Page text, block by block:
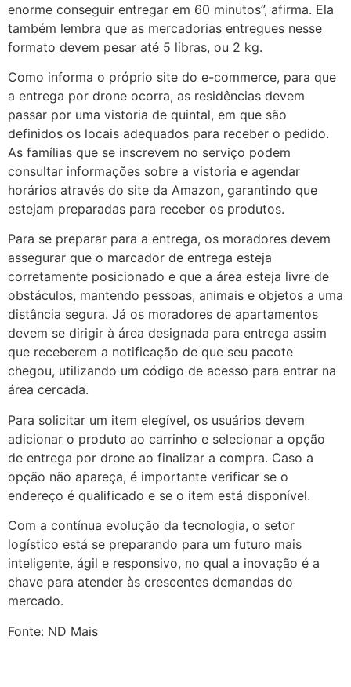
enorme conseguir entregar em 60 minutos”, afirma. Ela
também lembra que as mercadorias entregues nesse
formato devem pesar até 5 libras, ou 2 kg.
Como informa o próprio site do e-commerce, para que
a entrega por drone ocorra, as residências devem
passar por uma vistoria de quintal, em que são
definidos os locais adequados para receber o pedido.
As famílias que se inscrevem no serviço podem
consultar informações sobre a vistoria e agendar
horários através do site da Amazon, garantindo que
estejam preparadas para receber os produtos.
Para se preparar para a entrega, os moradores devem
assegurar que o marcador de entrega esteja
corretamente posicionado e que a área esteja livre de
obstáculos, mantendo pessoas, animais e objetos a uma
distância segura. Já os moradores de apartamentos
devem se dirigir à área designada para entrega assim
que receberem a notificação de que seu pacote
chegou, utilizando um código de acesso para entrar na
área cercada.
Para solicitar um item elegível, os usuários devem
adicionar o produto ao carrinho e selecionar a opção
de entrega por drone ao finalizar a compra. Caso a
opção não apareça, é importante verificar se o
endereço é qualificado e se o item está disponível.
Com a contínua evolução da tecnologia, o setor
logístico está se preparando para um futuro mais
inteligente, ágil e responsivo, no qual a inovação é a
chave para atender às crescentes demandas do
mercado.
Fonte: ND Mais